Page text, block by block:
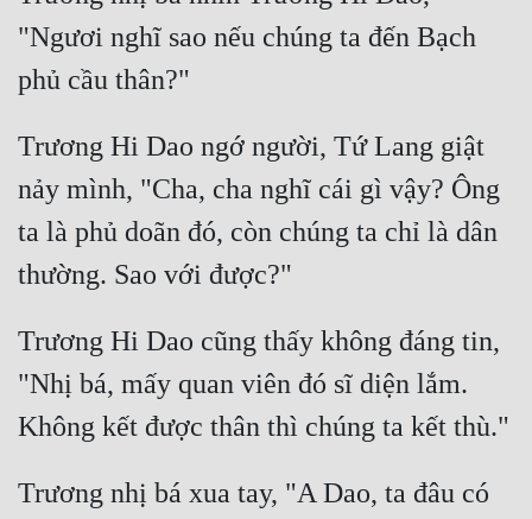
"Ngươi nghĩ sao nếu chúng ta đến Bạch
Trương Hi Dao ngớ người, Tứ Lang giật
nảy mình, "Cha, cha nghĩ cái gì vậy? Ông
ta là phủ doãn đó, còn chúng ta chỉ là dân
Trương Hi Dao cũng thấy không đáng tin,
"Nhị bá, mấy quan viên đó sĩ diện lắm.
Trương nhị bá xua tay, "A Dao, ta đâu có